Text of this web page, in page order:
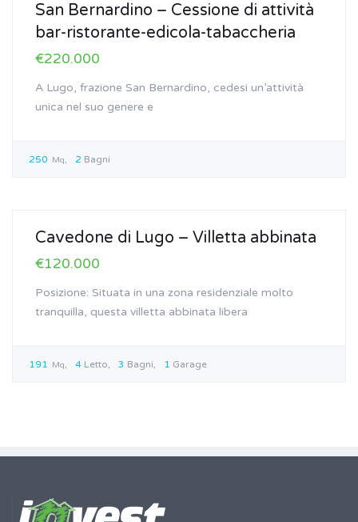
San Bernardino – Cessione di attività
bar-ristorante-edicola-tabaccheria
€220.000
A Lugo, frazione San Bernardino, cedesi un’attività
unica nel suo genere e
250 Mq 2 Bagni
Cavedone di Lugo – Villetta abbinata
€120.000
Posizione: Situata in una zona residenziale molto
tranquilla, questa villetta abbinata libera
191 Mq 4 Letto 3 Bagni 1 Garage